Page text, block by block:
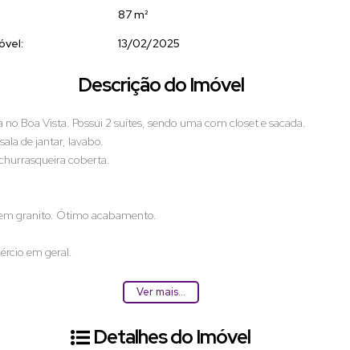
87 m²
13/02/2025
Descrição do Imóvel
Boa Vista. Possui 2 suítes, sendo uma com closet e sacada.
de jantar, lavabo.
coberta.
granito. Ótimo acabamento.
em geral.
Ver mais...
Detalhes do Imóvel